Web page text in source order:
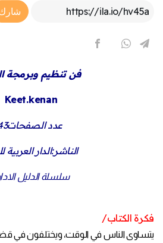
Link
فن تنظيم وبرمجة
Keet.kenan
عدد الصفحات43
الناشر:الدار العربية
سلسلة الدليل
فكرة الكتاب/
يتساوى الناس في الوقت، ويختلفون في